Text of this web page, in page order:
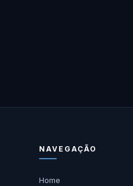
NAVEGAÇÃO
Home